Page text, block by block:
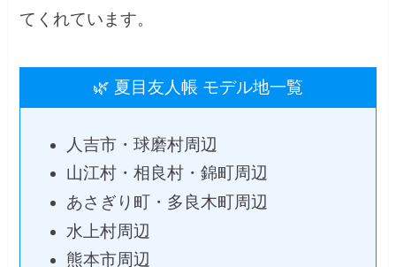
てくれています。
🌿 夏目友人帳 モデル地一覧
人吉市・球磨村周辺
山江村・相良村・錦町周辺
あさぎり町・多良木町周辺
水上村周辺
熊本市周辺